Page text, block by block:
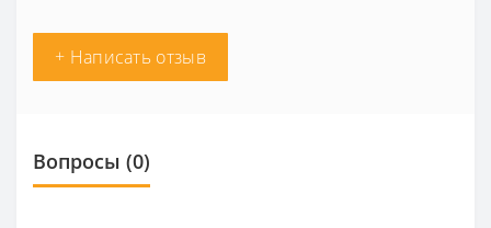
+ Написать отзыв
Вопросы (0)